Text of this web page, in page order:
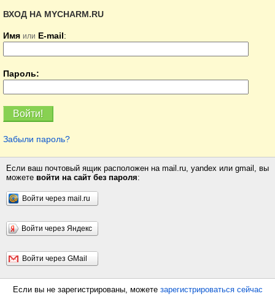
ВХОД НА MYCHARM.RU
Имя или E-mail:
Пароль:
Забыли пароль?
Если ваш почтовый ящик расположен на mail.ru, yandex или gmail, вы
можете войти на сайт без пароля:
Войти через mail.ru
Войти через Яндекс
Войти через GMail
Если вы не зарегистрированы, можете зарегистрироваться сейчас